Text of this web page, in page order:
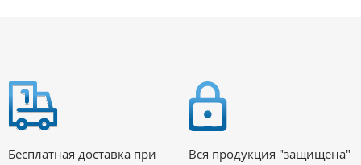
Бесплатная доставка при
Вся продукция "защищена"